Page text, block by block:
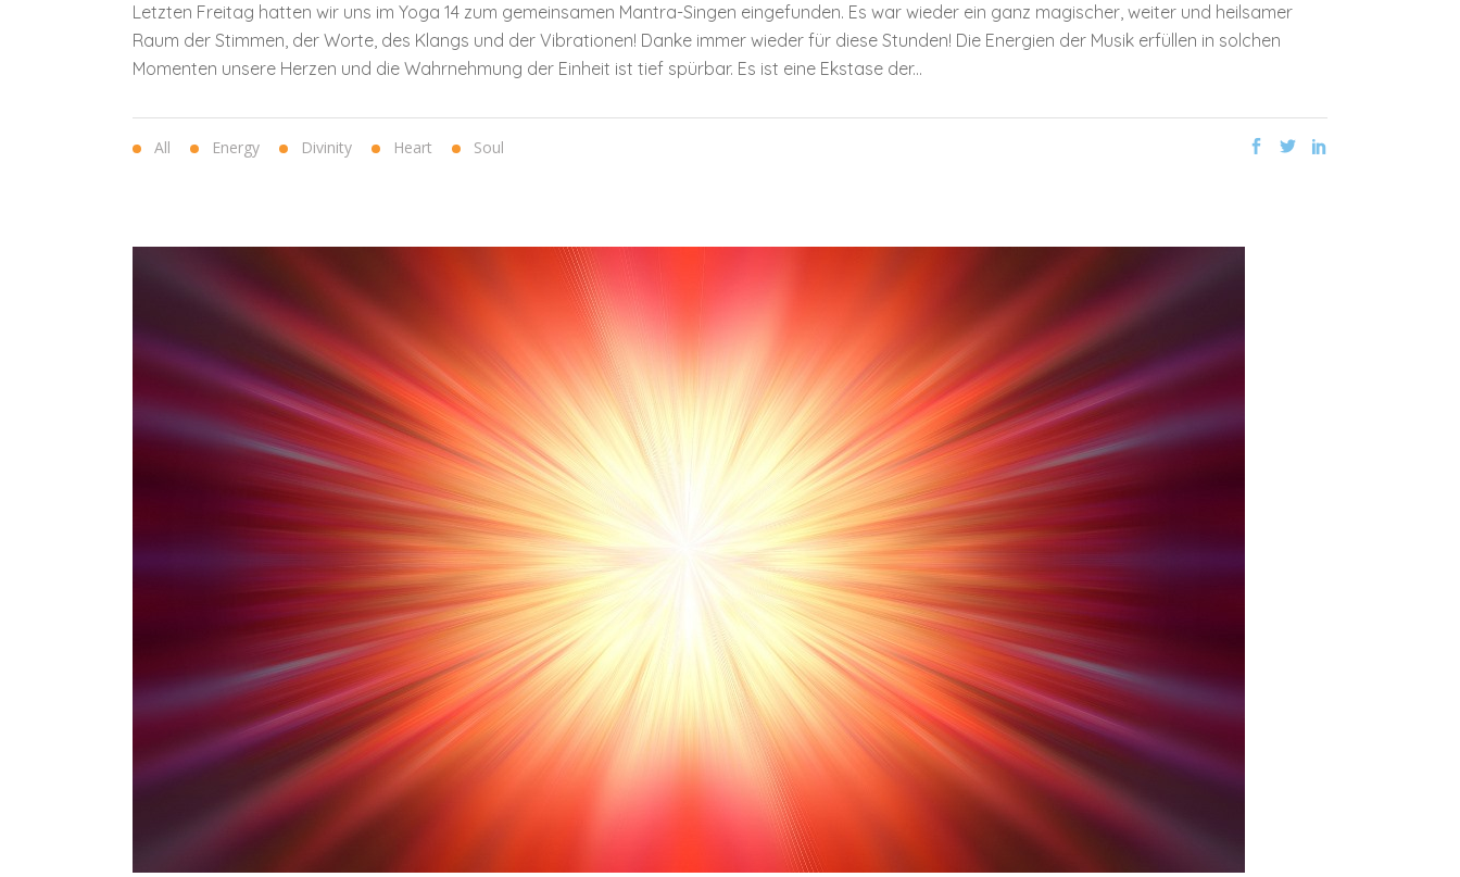
Letzten Freitag hatten wir uns im Yoga 14 zum gemeinsamen Mantra-Singen eingefunden. Es war wieder ein ganz magischer, weiter und heilsamer
Raum der Stimmen, der Worte, des Klangs und der Vibrationen! Danke immer wieder für diese Stunden! Die Energien der Musik erfüllen in solchen
Momenten unsere Herzen und die Wahrnehmung der Einheit ist tief spürbar. Es ist eine Ekstase der...
All Energy Divinity Heart Soul